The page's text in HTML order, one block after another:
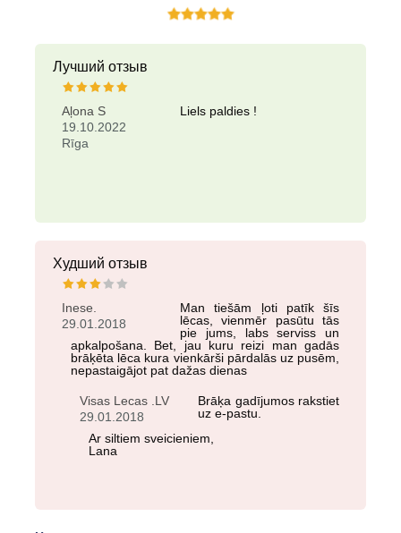
Лучший отзыв
Aļona S
19.10.2022
Rīga
Liels paldies !
Худший отзыв
Inese.
29.01.2018
Man tiešām ļoti patīk šīs
lēcas, vienmēr pasūtu tās
pie jums, labs serviss un
apkalpošana. Bet, jau kuru reizi man gadās
brāķēta lēca kura vienkārši pārdalās uz pusēm,
nepastaigājot pat dažas dienas
Visas Lecas .LV
29.01.2018
Brāķa gadījumos rakstiet
uz e-pastu.
Ar siltiem sveicieniem,
Lana